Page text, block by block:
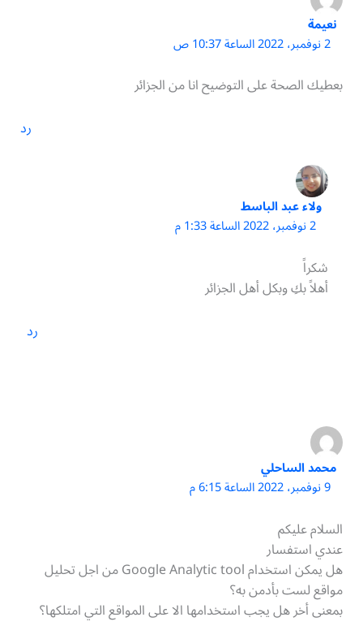
نعيمة
2 نوفمبر، 2022 الساعة 10:37 ص
بعطيك الصحة على التوضيح انا من الجزائر
رد
ولاء عبد الباسط
2 نوفمبر، 2022 الساعة 1:33 م
شكراً
أهلاً بكِ وبكل أهل الجزائر
رد
محمد الساحلي
9 نوفمبر، 2022 الساعة 6:15 م
السلام عليكم
عندي استفسار
هل يمكن استخدام Google Analytic tool من اجل تحليل
مواقع لست بأدمن به؟
بمعنى أخر هل يجب استخدامها الا على المواقع التي امتلكها؟